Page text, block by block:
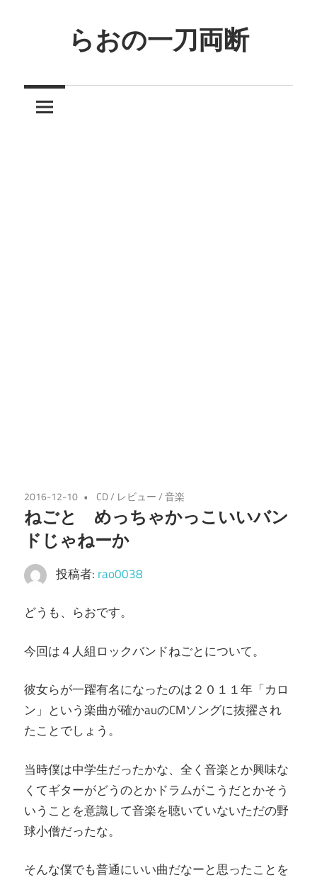
ツ
らおの一刀両断
2016-12-10 CD/ レビュー/音楽
ねごと めっちゃかっこいいバン
ドじゃねーか
投稿者: rao0038
どうも、らおです。
今回は４人組ロックバンドねごとについて。
彼女らが一躍有名になったのは２０１１年「カロ
ン」という楽曲が確かauのCMソングに抜擢され
たことでしょう。
当時僕は中学生だったかな、全く音楽とか興味な
くてギターがどうのとかドラムがこうだとかそう
いうことを意識して音楽を聴いていないただの野
球小僧だったな。
そんな僕でも普通にいい曲だなーと思ったことを